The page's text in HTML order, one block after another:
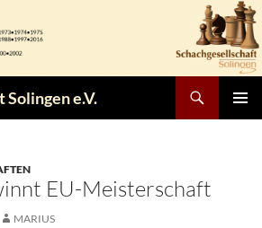
e.V.
EU-Meisterschaft
MARIUS